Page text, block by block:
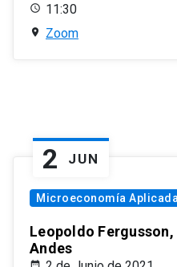
11:30
Zoom
2 JUN
Microeconomía Aplicada
Leopoldo
Andes